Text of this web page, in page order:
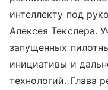
интеллекту под
Алексея Текслера.
запущенных
инициативы и
технологий. Глава